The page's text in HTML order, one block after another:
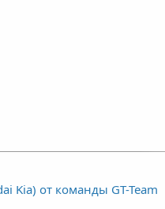
Kia) от команды GT-Team